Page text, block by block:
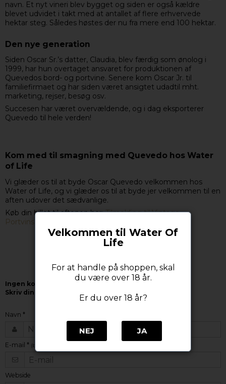
navn. Et nyt vineri blev bygget og siden er også kældre
blevet udvidet i takt med at antallet af flere erhvervede
hektar steg. Således høstes der nu fra mere end 100 hektar.
Den nye generation
Siden Oscar Sr.’s datter, Claudia, blev færdig som ønolog i
1999, har hun overtaget ansvaret for produktionen af
Quevedos bord- og portvine. Senere kom Oscar Jr. til
familiefirmaet og har siden været ansigtet udadtil mht.
marketing, rejser, besøg osv.
Succesen har været overvældende, og i dag eksporterer
Quevedo til hele verden!
Kom med til smagning med Quevedo hos Water
of Life
Vi glæder os til at byde Oscar Quevedo velkommen hos
Water of Life, og vi glæder os til at byde jer velkommen til en
aften udover det sædvanlige.
Køb din billet til aftenen her:Tilmelding til Vintage
Portvinssmagning hos Water of Life
Ingen kommentar(er)
Skriv din kommentar
Navn *
E-mail * (bliver ikke offentliggjort)
Webside
Velkommen til Water Of
Life
For at handle på shoppen, skal
du være over 18 år.
Er du over 18 år?
NEJ JA